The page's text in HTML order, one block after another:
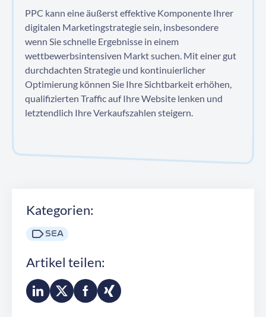
PPC kann eine äußerst effektive Komponente Ihrer
digitalen Marketingstrategie sein, insbesondere
wenn Sie schnelle Ergebnisse in einem
wettbewerbsintensiven Markt suchen. Mit einer gut
durchdachten Strategie und kontinuierlicher
Optimierung können Sie Ihre Sichtbarkeit erhöhen,
qualifizierten Traffic auf Ihre Website lenken und
letztendlich Ihre Verkaufszahlen steigern.
Kategorien:
SEA
Artikel teilen: